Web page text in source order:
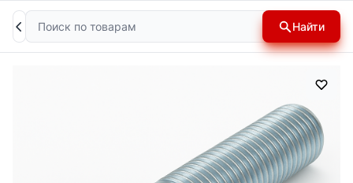
Поиск Найти